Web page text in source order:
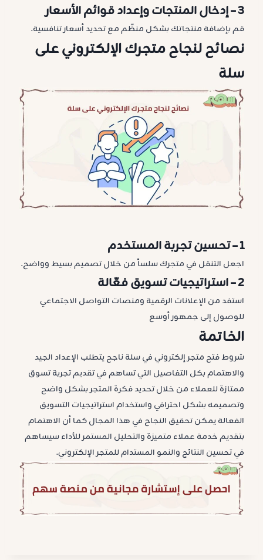
3 – إدخال المنتجات وإعداد قوائم الأسعار
قم بإضافة منتجاتك بشكل منظّم مع تحديد أسعار تنافسية.
نصائح لنجاح متجرك الإلكتروني على
سلة
1 – تحسين تجربة المستخدم
اجعل التنقل في متجرك سلساً من خلال تصميم بسيط وواضح.
2 – استراتيجيات تسويق فعّالة
استفد من الإعلانات الرقمية ومنصات التواصل الاجتماعي
للوصول إلى جمهور أوسع
الخاتمة
شروط فتح متجر إلكتروني في سلة ناجح يتطلب الإعداد الجيد
والاهتمام بكل التفاصيل التي تساهم في تقديم تجربة تسوق
ممتازة للعملاء من خلال تحديد فكرة المتجر بشكل واضح
وتصميمه بشكل احترافي واستخدام استراتيجيات التسويق
الفعالة يمكن تحقيق النجاح في هذا المجال كما أن الاهتمام
بتقديم خدمة عملاء متميزة والتحليل المستمر للأداء سيساهم
في تحسين النتائج والنمو المستدام للمتجر الإلكتروني.